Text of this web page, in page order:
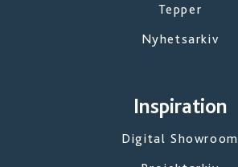
Tepper
Nyhetsarkiv
Inspiration
Digital Showroom